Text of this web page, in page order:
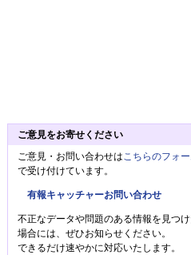
ご意見をお寄せください
ご意見・お問い合わせは こちらのフォ
で受け付けています。
有報キャッチャーお問い合わせ
不正なデータや問題のある情報を見つ
場合には、ぜひお知らせください。
できるだけ速やかに対応いたします。